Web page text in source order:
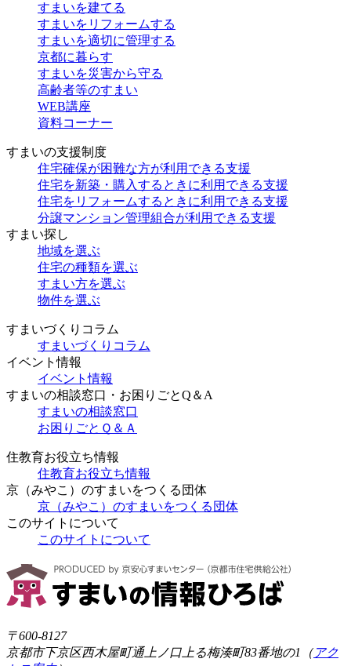
すまいを建てる
すまいをリフォームする
すまいを適切に管理する
京都に暮らす
すまいを災害から守る
高齢者等のすまい
WEB講座
資料コーナー
すまいの支援制度
住宅確保が困難な方が利用できる支援
住宅を新築・購入するときに利用できる支援
住宅をリフォームするときに利用できる支援
分譲マンション管理組合が利用できる支援
すまい探し
地域を選ぶ
住宅の種類を選ぶ
すまい方を選ぶ
物件を選ぶ
すまいづくりコラム
すまいづくりコラム
イベント情報
イベント情報
すまいの相談窓口・お困りごとQ＆A
すまいの相談窓口
お困りごとＱ＆Ａ
住教育お役立ち情報
住教育お役立ち情報
京（みやこ）のすまいをつくる団体
京（みやこ）のすまいをつくる団体
このサイトについて
このサイトについて
〒600-8127
京都市下京区西木屋町通上ノ口上る梅湊町83番地の1（ アク